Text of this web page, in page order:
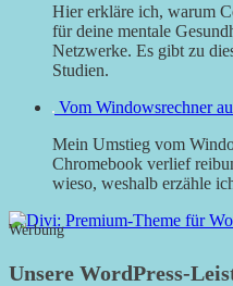
Hier erkläre ich, warum
für deine mentale
Netzwerke. Es gibt zu
Studien.
Vom Windowsrechner
Mein Umstieg vom
Chromebook verlief
wieso, weshalb erzähle
Werbung
Unsere WordPress-